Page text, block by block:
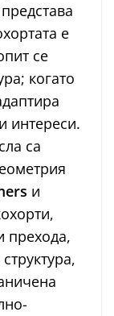
е
се
когато
интереси.
са
и
прехода,